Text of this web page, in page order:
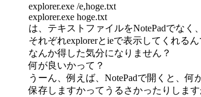
explorer.exe /e,hoge.txt
explorer.exe hoge.txt
は、テキストファイルをNotePadでなく、
それぞれexplorerとieで表示してくれるん
なんか得した気分になりません？
何が良いかって？
うーん、例えば、NotePadで開くと、何
保存しますかってうるさかったりします